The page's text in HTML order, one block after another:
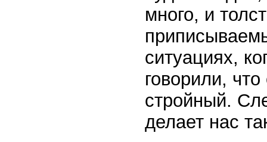
много, и
ситуациях,
говорили,
стройный.
делает нас